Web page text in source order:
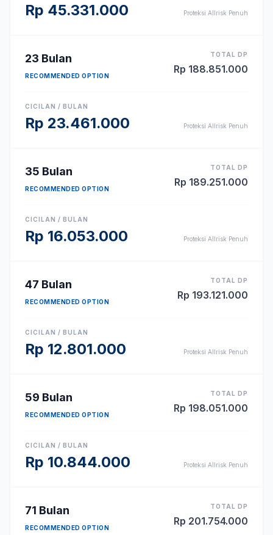
Rp 45.331.000 Proteksi Allrisk Penuh
23 Bulan
RECOMMENDED OPTION
TOTAL DP
Rp 188.851.000
CICILAN / BULAN
Rp 23.461.000 Proteksi Allrisk Penuh
35 Bulan
RECOMMENDED OPTION
TOTAL DP
Rp 189.251.000
CICILAN / BULAN
Rp 16.053.000 Proteksi Allrisk Penuh
47 Bulan
RECOMMENDED OPTION
TOTAL DP
Rp 193.121.000
CICILAN / BULAN
Rp 12.801.000 Proteksi Allrisk Penuh
59 Bulan
RECOMMENDED OPTION
TOTAL DP
Rp 198.051.000
CICILAN / BULAN
Rp 10.844.000 Proteksi Allrisk Penuh
71 Bulan
RECOMMENDED OPTION
TOTAL DP
Rp 201.754.000